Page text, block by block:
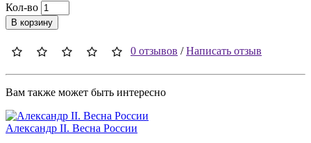
Кол-во
В корзину
0 отзывов /Написать отзыв
Вам также может быть интересно
Александр II. Весна России